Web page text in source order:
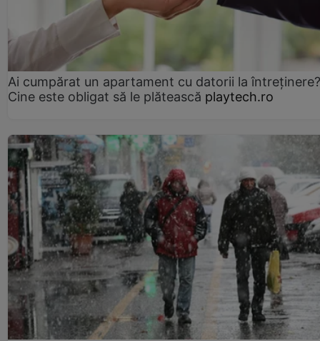
Ai cumpărat un apartament cu datorii la întreținere?
Cine este obligat să le plătească playtech.ro